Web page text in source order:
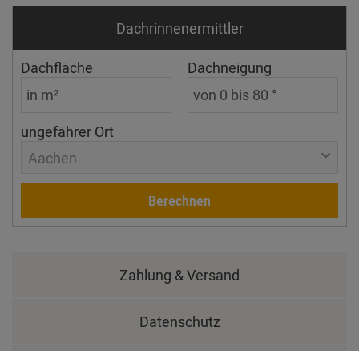
Dachrinnen­ermittler
Dachfläche Dachneigung
ungefährer Ort
Aachen
Berechnen
Zahlung & Versand
Datenschutz